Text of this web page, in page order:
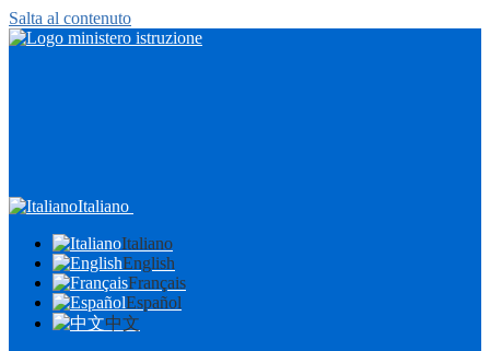
Salta al contenuto
Italiano
Italiano
English
Français
Español
中文